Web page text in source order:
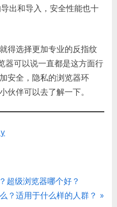
出和导入，安全性能也十
得选择更加专业的反指纹
器可以说一直都是这方面行
安全，隐私的浏览器环
伙伴可以去了解一下。
超级浏览器哪个好？
？适用于什么样的人群？